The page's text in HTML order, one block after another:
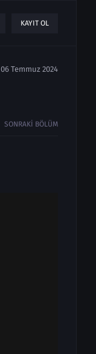
KAYIT OL
06 Temmuz 2024
SONRAKI BÖLÜM